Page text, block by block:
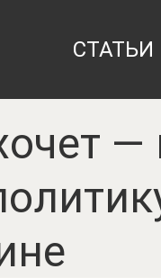
СТАТЬИ
—